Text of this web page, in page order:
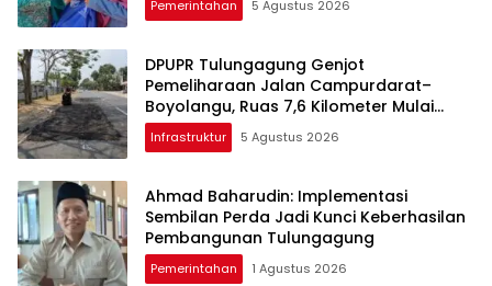
Pemerintahan 5 Agustus 2026
DPUPR Tulungagung Genjot
Pemeliharaan Jalan Campurdarat–
Boyolangu, Ruas 7,6 Kilometer Mulai
Diperbaiki
Infrastruktur 5 Agustus 2026
Ahmad Baharudin: Implementasi
Sembilan Perda Jadi Kunci Keberhasilan
Pembangunan Tulungagung
Pemerintahan 1 Agustus 2026